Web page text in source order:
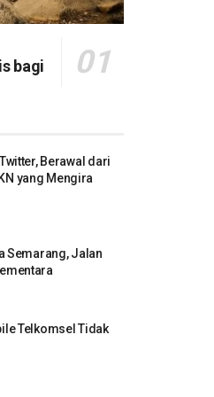
bagi
Berawal dari
yang Mengira
Semarang, Jalan
Telkomsel Tidak